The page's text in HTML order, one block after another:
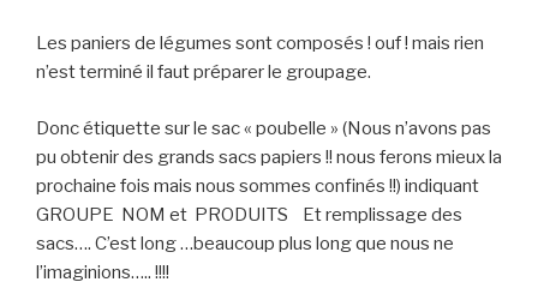
Les paniers de légumes sont composés ! ouf ! mais rien
n’est terminé il faut préparer le groupage.
Donc étiquette sur le sac « poubelle » (Nous n’avons pas
pu obtenir des grands sacs papiers !! nous ferons mieux la
prochaine fois mais nous sommes confinés !!) indiquant
GROUPE NOM et PRODUITS Et remplissage des
sacs…. C’est long …beaucoup plus long que nous ne
l’imaginions….. !!!!